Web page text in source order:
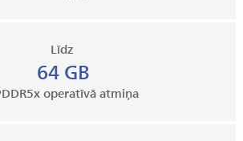
Līdz
64 GB
operatīvā atmiņa